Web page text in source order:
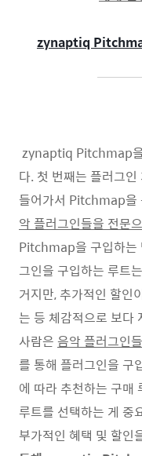
zynaptiq
zynaptiq Pitchmap을
다. 첫 번째는 플러그인
들어가서 Pitchmap을
악 플러그인들을 전문
Pitchmap을 구입하는
그인을 구입하는 루트
거지만, 추가적인 할인
는 등 체감적으로 보다
사람은 음악 플러그인
를 통해 플러그인을 구
에 따라 추천하는 구매
루트를 선택하는 게 중
부가적인 혜택 및 할인